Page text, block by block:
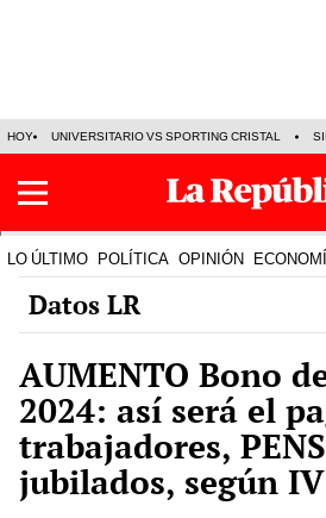
HOY UNIVERSITARIO VS SPORTING CRISTAL
LO ÚLTIMO POLÍTICA OPINIÓN
Datos LR
AUMENTO Bono
2024: así será el
trabajadores,
jubilados, según